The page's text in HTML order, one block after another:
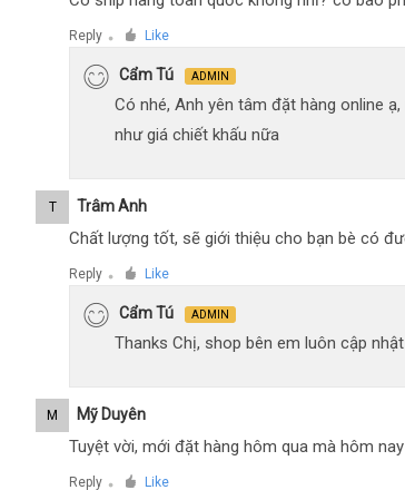
Reply ● Like
Cẩm Tú ADMIN
Có nhé, Anh yên tâm đặt hàng online
như giá chiết khấu nữa
T Trâm Anh
Chất lượng tốt, sẽ giới thiệu cho bạn bè có
Reply ● Like
Cẩm Tú ADMIN
Thanks Chị, shop bên em luôn cập
M Mỹ Duyên
Tuyệt vời, mới đặt hàng hôm qua mà hôm
Reply ● Like